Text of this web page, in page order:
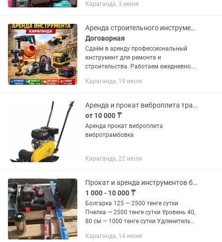
бірге алғанда - 4500 тг Доставкасын
Караганда, 3 июня
Аренда строительного инструмента Караганда Доставка
Договорная
Сдаём в аренду профессиональный
инструмент для ремонта и
строительства. Работаем ежедневно.
наличии: ✅ Перфораторы ✅ Болгарки
Бетономешалка...
Караганда, 19 июля
Аренда и прокат виброплита трамбовка строительного инструмента
от 10 000 ₸
Аренда прокат виброплита
вибротрамбовка
Караганда, 22 июля
Прокат и аренда инструментов болгарка...
1 000 - 10 000 ₸
Болгарка 125 — 2500 тенге сутки
Пчелка — 2500 тенге сутки Уровень 40,
80 см — 1000 тенге сутки Удленитель
Караганда, 14 июня